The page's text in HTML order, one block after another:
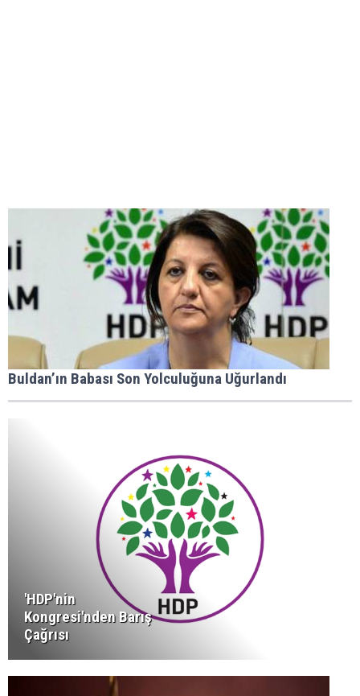
Buldan’ın Babası Son Yolculuğuna Uğurlandı
'HDP'nin
Kongresi'nden Barış
Çağrısı